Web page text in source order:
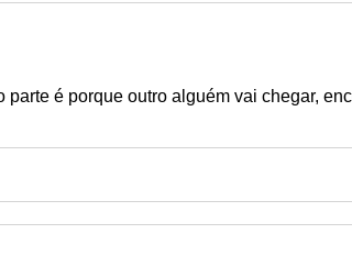
parte é porque outro alguém vai chegar,